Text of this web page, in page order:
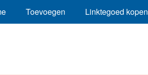
Toevoegen Linktegoed kopen